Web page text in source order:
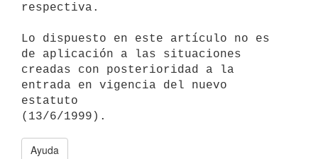
respectiva.
Lo dispuesto en este artículo no es
de aplicación a las situaciones
creadas con posterioridad a la
entrada en vigencia del nuevo
estatuto
Ayuda